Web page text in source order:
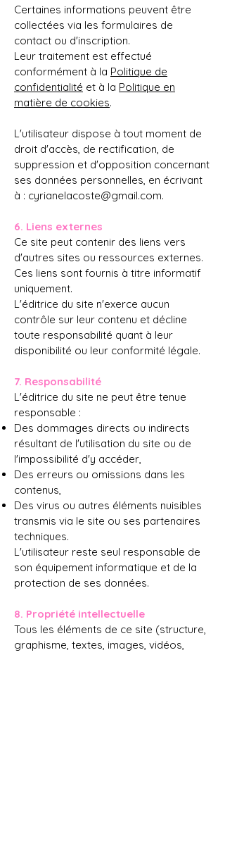
Certaines informations peuvent être
collectées via les formulaires de
contact ou d'inscription.
Leur traitement est effectué
conformément à la Politique de
confidentialité et à la Politique en
matière de cookies.
L'utilisateur dispose à tout moment de
droit d'accès, de rectification, de
suppression et d'opposition concernant
ses données personnelles, en écrivant
à : cyrianelacoste@gmail.com.
6. Liens externes
Ce site peut contenir des liens vers
d'autres sites ou ressources externes.
Ces liens sont fournis à titre informatif
uniquement.
L'éditrice du site n'exerce aucun
contrôle sur leur contenu et décline
toute responsabilité quant à leur
disponibilité ou leur conformité légale.
7. Responsabilité
L'éditrice du site ne peut être tenue
responsable :
Des dommages directs ou indirects
résultant de l'utilisation du site ou de
l'impossibilité d'y accéder,
Des erreurs ou omissions dans les
contenus,
Des virus ou autres éléments nuisibles
transmis via le site ou ses partenaires
techniques.
L'utilisateur reste seul responsable de
son équipement informatique et de la
protection de ses données.​
8. Propriété intellectuelle
Tous les éléments de ce site (structure,
graphisme, textes, images, vidéos,